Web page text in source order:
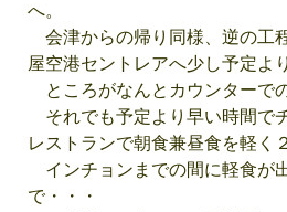
へ。
会津からの帰り同様、逆の工
屋空港セントレアへ少し予定よ
ところがなんとカウンターで
それでも予定より早い時間で
レストランで朝食兼昼食を軽く
インチョンまでの間に軽食が
で・・・